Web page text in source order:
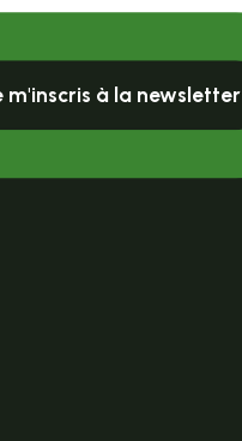
m'inscris à la newsletter